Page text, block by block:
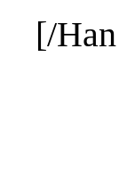
[/Han